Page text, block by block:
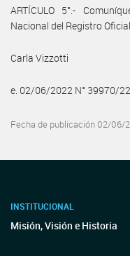
ARTÍCULO 5°.-
Nacional del Registro
Carla Vizzotti
e. 02/06/2022 N° 39970/
Fecha de publicación 02/06/
INSTITUCIONAL
Misión, Visión e Historia